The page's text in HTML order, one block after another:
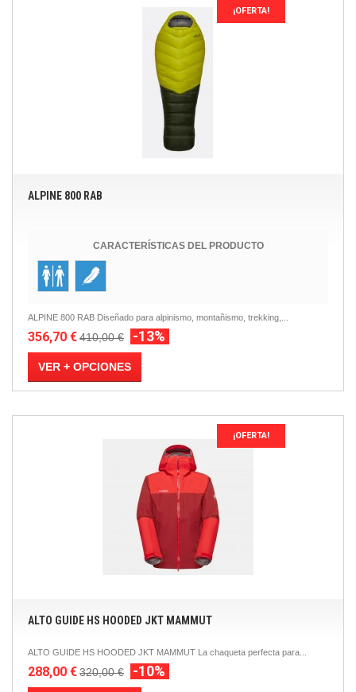
¡OFERTA!
ALPINE 800 RAB
CARACTERÍSTICAS DEL PRODUCTO
ALPINE 800 RAB Diseñado para alpinismo, montañismo, trekking,...
356,70 €410,00 € -13%
VER + OPCIONES
¡OFERTA!
ALTO GUIDE HS HOODED JKT MAMMUT
ALTO GUIDE HS HOODED JKT MAMMUT La chaqueta perfecta para...
288,00 €320,00 € -10%